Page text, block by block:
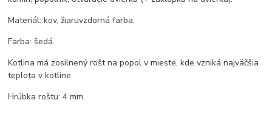
Materiál: kov, žiaruvzdorná farba.
Farba: šedá.
Kotlina má zosilnený rošt na popol v mieste, kde vzniká najväčšia
teplota v kotline.
Hrúbka roštu: 4 mm.